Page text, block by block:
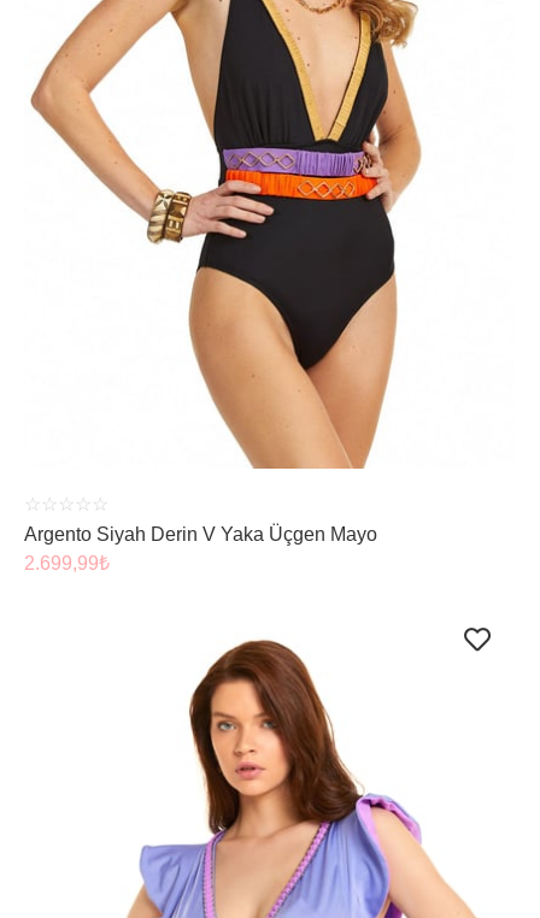
ÜRÜNÜ İNCELE
☆ ☆ ☆ ☆ ☆
Argento Siyah Derin V Yaka Üçgen Mayo
2.699,99₺